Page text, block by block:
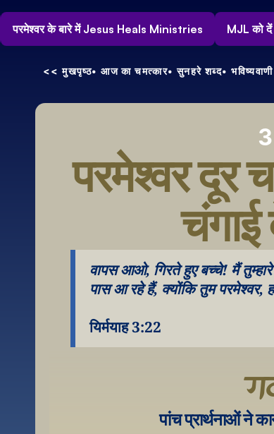
परमेश्वर के बारे में Jesus Heals Ministries MJL को दें
<< मुखपृष्ठ• आज का चमत्कार• सुनहरे शब्द•
परमेश्वर दूर
चंगाई
वापस आओ, गिरते हुए बच्चे! मैं
पास आ रहे हैं, क्योंकि तुम परमेश्वर,
यिर्मयाह 3:22
पांच प्रार्थनाओं ने